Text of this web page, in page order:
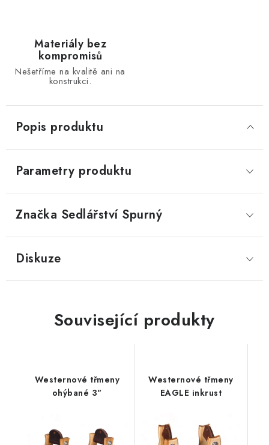
Materiály bez
kompromisů
Nešetříme na kvalitě ani na
konstrukci.
Popis produktu
Parametry produktu
Značka Sedlářství Spurný
Diskuze
Související produkty
Westernové třmeny
ohýbané 3"
Westernové třmeny
EAGLE inkrust